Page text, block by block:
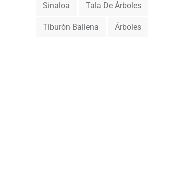
Sinaloa Tala De Árboles
Tiburón Ballena Árboles